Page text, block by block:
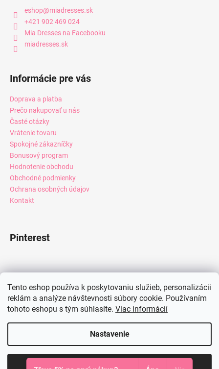
Tento eshop používa k poskytovaniu služieb, personalizácii
reklám a analýze návštevnosti súbory cookie. Používaním
tohoto eshopu s tým súhlasíte. Viac informácií
Nastavenie
Súhlasím
eshop@miadresses.sk
+421 902 469 024
Mia Dresses na Facebooku
miadresses.sk
Informácie pre vás
Doprava a platba
Prečo nakupovať u nás
Časté otázky
Vrátenie tovaru
Spokojné zákazníčky
Bonusový program
Hodnotenie obchodu
Obchodné podmienky
Ochrana osobných údajov
Kontakt
Pinterest
Instagram
Copyright 2026
Mia Dresses . Všetky práva vyhradené.